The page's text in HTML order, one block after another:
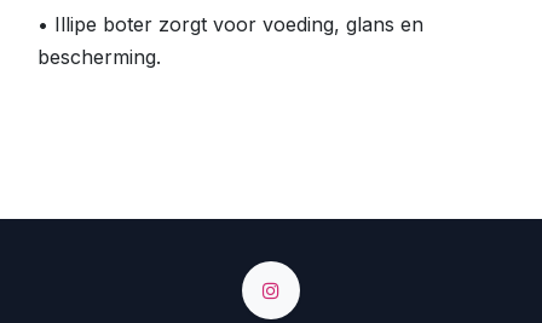
• Illipe boter zorgt voor voeding, glans en
bescherming.